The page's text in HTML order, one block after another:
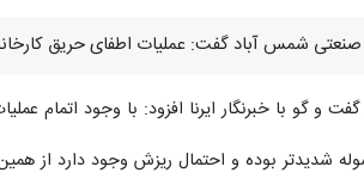
شمس آباد گفت: عملیات اطفای حریق
و گو با خبرنگار ایرنا افزود: با وجود اتمام